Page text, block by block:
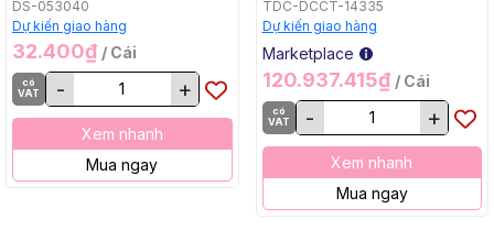
DS-053040
Dự kiến giao hàng
32.400₫ / Cái
có
VAT
- +
Xem nhanh
Mua ngay
DCU605Z
TDC-DCCT-14335
Dự kiến giao hàng
Marketplace
120.937.415₫ / Cái
có
VAT
- +
Xem nhanh
Mua ngay